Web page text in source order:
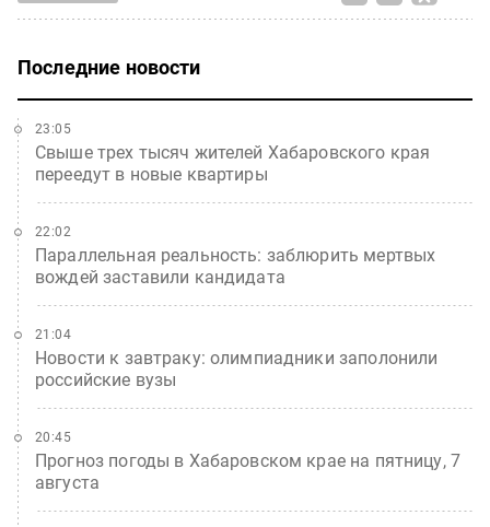
Последние новости
Свыше трех тысяч жителей Хабаровского края
переедут в новые квартиры
23:05
Параллельная реальность: заблюрить мертвых
вождей заставили кандидата
22:02
Новости к завтраку: олимпиадники заполонили
российские вузы
21:04
Прогноз погоды в Хабаровском крае на пятницу, 7
августа
20:45